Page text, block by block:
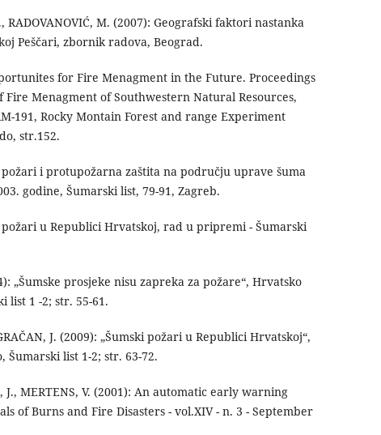
RADOVANOVIĆ, M. (2007): Geografski faktori nastanka
Peščari, zbornik radova, Beograd.
for Fire Menagment in the Future. Proceedings
Fire Menagment of Southwestern Natural Resources,
191, Rocky Montain Forest and range Experiment
str.152.
požari i protupožarna zaštita na području uprave šuma
godine, Šumarski list, 79-91, Zagreb.
požari u Republici Hrvatskoj, rad u pripremi - Šumarski
„Šumske prosjeke nisu zapreka za požare“, Hrvatsko
list 1 -2; str. 55-61.
J. (2009): „Šumski požari u Republici Hrvatskoj“,
list 1-2; str. 63-72.
J., MERTENS, V. (2001): An automatic early warning
of Burns and Fire Disasters - vol.XIV - n. 3 - September